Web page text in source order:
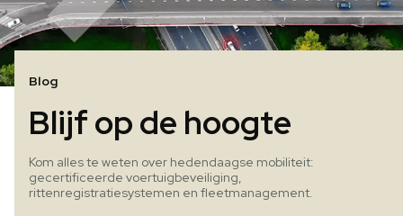
Blog
Blijf op de hoogte
Kom alles te weten over hedendaagse mobiliteit:
gecertificeerde voertuigbeveiliging,
rittenregistratiesystemen en fleetmanagement.